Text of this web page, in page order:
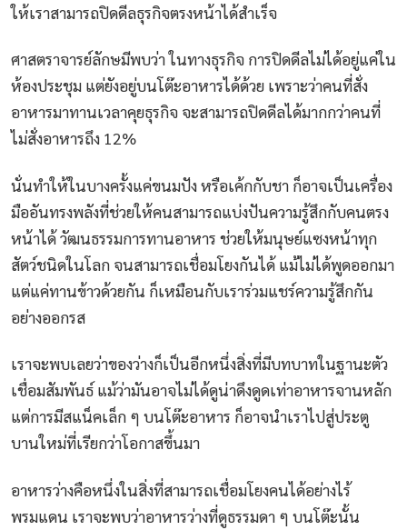
ให้เราสามารถปิดดีลธุรกิจตรงหน้าได้สำเร็จ
ศาสตราจารย์ลักษมีพบว่า ในทางธุรกิจ การปิดดีลไม่ได้อยู่แค่ใน
ห้องประชุม แต่ยังอยู่บนโต๊ะอาหารได้ด้วย เพราะว่าคนที่สั่ง
อาหารมาทานเวลาคุยธุรกิจ จะสามารถปิดดีลได้มากกว่าคนที่
ไม่สั่งอาหารถึง 12%
นั่นทำให้ในบางครั้งแค่ขนมปัง หรือเค้กกับชา ก็อาจเป็นเครื่อง
มืออันทรงพลังที่ช่วยให้คนสามารถแบ่งปันความรู้สึกกับคนตรง
หน้าได้ วัฒนธรรมการทานอาหาร ช่วยให้มนุษย์แซงหน้าทุก
สัตว์ชนิดในโลก จนสามารถเชื่อมโยงกันได้ แม้ไม่ได้พูดออกมา
แต่แค่ทานข้าวด้วยกัน ก็เหมือนกับเราร่วมแชร์ความรู้สึกกัน
อย่างออกรส
เราจะพบเลยว่าของว่างก็เป็นอีกหนึ่งสิ่งที่มีบทบาทในฐานะตัว
เชื่อมสัมพันธ์ แม้ว่ามันอาจไม่ได้ดูน่าดึงดูดเท่าอาหารจานหลัก
แต่การมีสแน็คเล็ก ๆ บนโต๊ะอาหาร ก็อาจนำเราไปสู่ประตู
บานใหม่ที่เรียกว่าโอกาสขึ้นมา
อาหารว่างคือหนึ่งในสิ่งที่สามารถเชื่อมโยงคนได้อย่างไร้
พรมแดน เราจะพบว่าอาหารว่างที่ดูธรรมดา ๆ บนโต๊ะนั้น